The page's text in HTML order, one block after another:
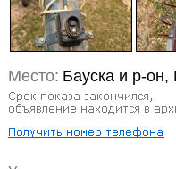
Место: Бауска и р-он,